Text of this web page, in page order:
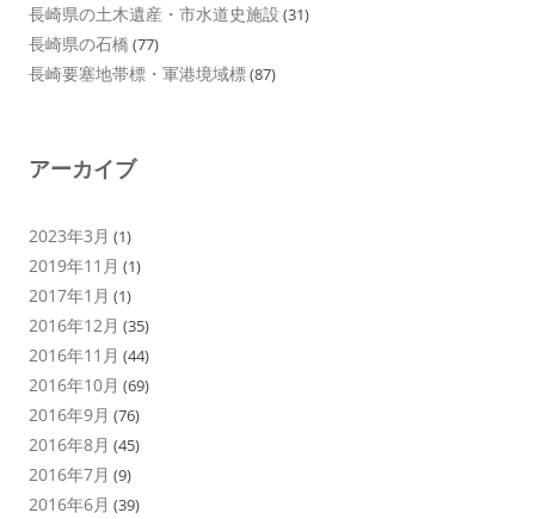
長崎県の土木遺産・市水道史施設 (31)
長崎県の石橋 (77)
長崎要塞地帯標・軍港境域標(87)
アーカイブ
2023年3月 (1)
2019年11月 (1)
2017年1月 (1)
2016年12月 (35)
2016年11月 (44)
2016年10月 (69)
2016年9月 (76)
2016年8月 (45)
2016年7月 (9)
2016年6月 (39)